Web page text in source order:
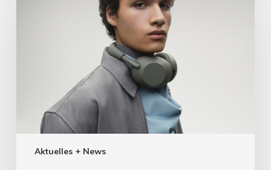
Aktuelles + News